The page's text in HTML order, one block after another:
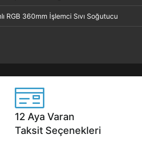
RGB 360mm İşlemci Sıvı Soğutucu
12 Aya Varan
Taksit Seçenekleri